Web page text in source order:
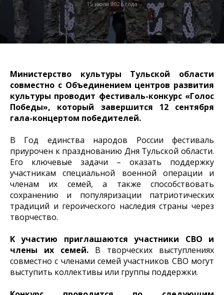
15 июля 2026 года
Министерство культуры Тульской области
совместно с Объединением центров развития
культуры проводит фестиваль-конкурс «Голос
Победы», который завершится 12 сентября
гала-концертом победителей.
В Год единства народов России фестиваль
приурочен к празднованию Дня Тульской области.
Его ключевые задачи – оказать поддержку
участникам специальной военной операции и
членам их семей, а также способствовать
сохранению и популяризации патриотических
традиций и героического наследия страны через
творчество.
К участию приглашаются участники СВО и
члены их семей.
В творческих выступлениях
совместно с членами семей участников СВО могут
выступить коллективы или группы поддержки.